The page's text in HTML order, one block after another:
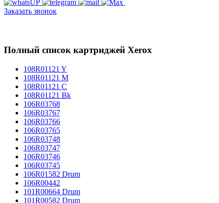
Заказать звонок
Полный список картриджей Xerox
108R01121 Y
108R01121 M
108R01121 C
108R01121 Bk
106R03768
106R03767
106R03766
106R03765
106R03748
106R03747
106R03746
106R03745
106R01582 Drum
106R00442
101R00664 Drum
101R00582 Drum